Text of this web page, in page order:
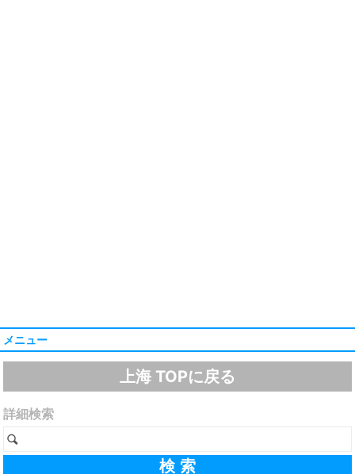
メニュー
上海 TOPに戻る
詳細検索